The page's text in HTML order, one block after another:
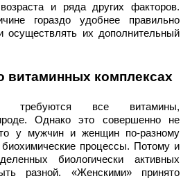
и ряда других факторов.
гораздо удобнее правильно
осуществлять их дополнительный
витаминных комплексах
требуются все витамины,
Однако это совершенно не
у мужчин и женщин по-разному
процессы. Потому и
биологически активных
разной. «Женскими» принято